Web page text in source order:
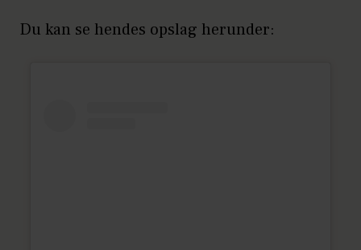
Du kan se hendes opslag herunder: